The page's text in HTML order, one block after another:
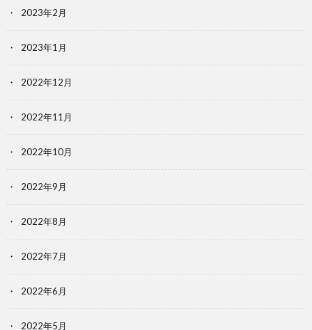
2023年2月
2023年1月
2022年12月
2022年11月
2022年10月
2022年9月
2022年8月
2022年7月
2022年6月
2022年5月